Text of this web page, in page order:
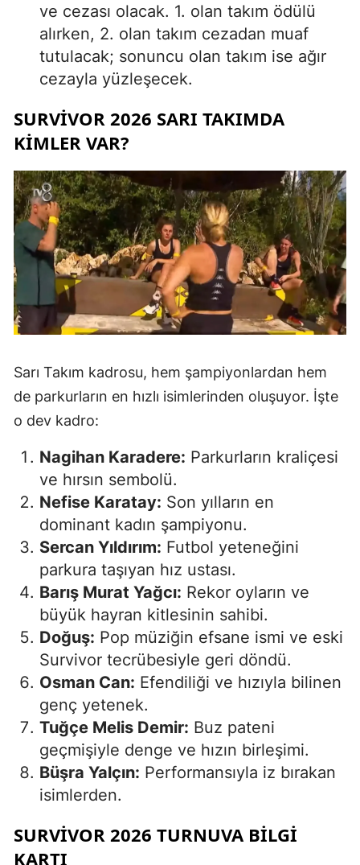
ve cezası olacak. 1. olan takım ödülü
alırken, 2. olan takım cezadan muaf
tutulacak; sonuncu olan takım ise ağır
cezayla yüzleşecek.
SURVIVOR 2026 SARI TAKIMDA
KIMLER VAR?
Sarı Takım kadrosu, hem şampiyonlardan hem
de parkurların en hızlı isimlerinden oluşuyor. İşte
o dev kadro:
Nagihan Karadere: Parkurların kraliçesi
ve hırsın sembolü.
Nefise Karatay: Son yılların en
dominant kadın şampiyonu.
Sercan Yıldırım: Futbol yeteneğini
parkura taşıyan hız ustası.
Barış Murat Yağcı: Rekor oyların ve
büyük hayran kitlesinin sahibi.
Doğuş: Pop müziğin efsane ismi ve eski
Survivor tecrübesiyle geri döndü.
Osman Can: Efendiliği ve hızıyla bilinen
genç yetenek.
Tuğçe Melis Demir: Buz pateni
geçmişiyle denge ve hızın birleşimi.
Büşra Yalçın: Performansıyla iz bırakan
isimlerden.
SURVIVOR 2026 TURNUVA BILGI
KARTI